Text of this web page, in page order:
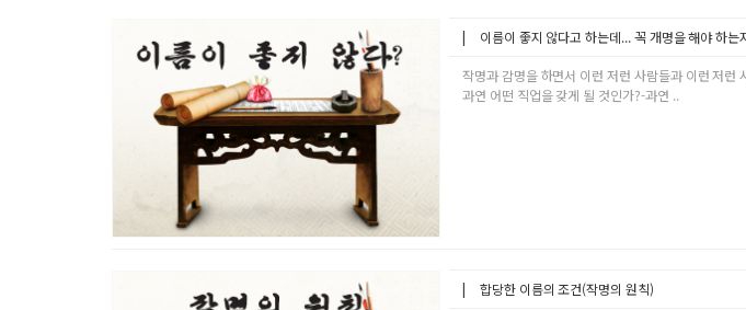
이름이 좋지 않다고 하는데... 꼭 개명을 해야 하는
작명과 감명을 하면서 이런 저런 사람들과 이런 저
과연 어떤 직업을 갖게 될 것인가?-과연 ..
합당한 이름의 조건(작명의 원칙)